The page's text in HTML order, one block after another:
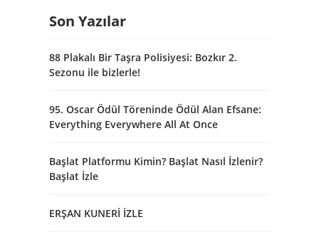
Son Yazılar
88 Plakalı Bir Taşra Polisiyesi: Bozkır 2.
Sezonu ile bizlerle!
95. Oscar Ödül Töreninde Ödül Alan Efsane:
Everything Everywhere All At Once
Başlat Platformu Kimin? Başlat Nasıl İzlenir?
Başlat İzle
ERŞAN KUNERİ İZLE